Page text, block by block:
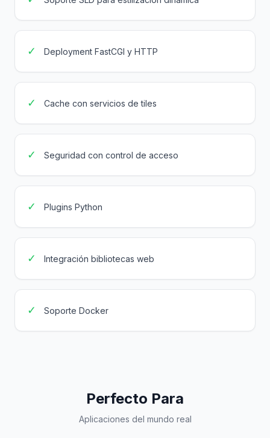
✓ Deployment FastCGI y HTTP
✓ Cache con servicios de tiles
✓ Seguridad con control de acceso
✓ Plugins Python
✓ Integración bibliotecas web
✓ Soporte Docker
Perfecto Para
Aplicaciones del mundo real